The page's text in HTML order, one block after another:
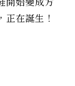
開始變成方
在誕生！